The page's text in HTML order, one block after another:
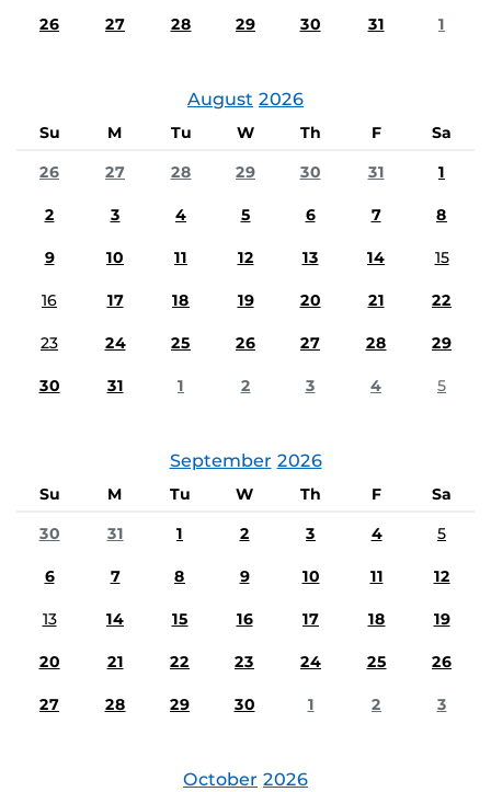
26 27 28 29 30 31 1
August 2026
Su M Tu W Th F
Sa
26
27 28 29 30 31 1
2 3 4 5 6 7 8
9 10 11 12 13 14 15
16 17 18 19 20 21 22
23 24 25 26 27 28 29
30 31 1 2 3 4 5
September 2026
Su M Tu W Th F
Sa
30
31 1 2 3 4 5
6 7 8 9 10 11 12
13 14 15 16 17 18 19
20 21 22 23 24 25 26
27 28 29 30 1 2 3
October 2026